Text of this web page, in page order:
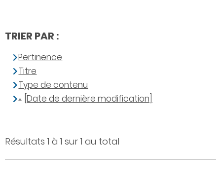
Résultats 1 à 1 sur 1 au total
TRIER PAR :
Pertinence
Titre
Type de contenu
[Date de dernière modification]